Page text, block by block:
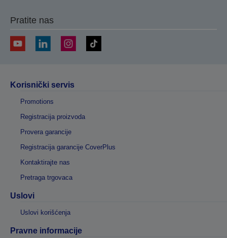
Pratite nas
Korisnički servis
Promotions
Registracija proizvoda
Provera garancije
Registracija garancije CoverPlus
Kontaktirajte nas
Pretraga trgovaca
Uslovi
Uslovi korišćenja
Pravne informacije